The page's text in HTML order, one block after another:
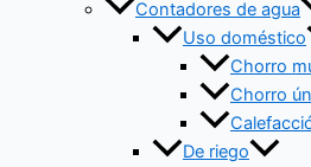
Contadores de agua
Uso doméstico
Chorro
Chorro
De riego